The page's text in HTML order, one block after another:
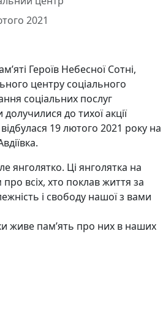
2021
Героїв Небесної Сотні,
центру соціального
соціальних послуг
долучилися до тихої акції
19 лютого 2021 року на
янголятко. Ці янголятка на
всіх, хто поклав життя за
і свободу нашої з вами
живе пам’ять про них в наших